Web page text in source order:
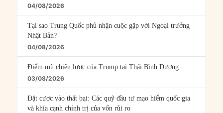
04/08/2026
Tại sao Trung Quốc phủ nhận cuộc gặp với Ngoại trưởng
Nhật Bản?
04/08/2026
Điểm mù chiến lược của Trump tại Thái Bình Dương
03/08/2026
Đặt cược vào thất bại: Các quỹ đầu tư mạo hiểm quốc gia
và khía cạnh chính trị của vốn rủi ro